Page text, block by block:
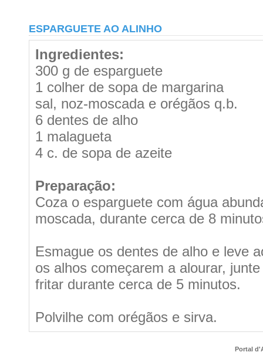
ESPARGUETE AO ALINHO
Ingredientes:
300 g de esparguete
1 colher de sopa de margarina
sal, noz-moscada e orégãos q.b.
6 dentes de alho
1 malagueta
4 c. de sopa de azeite
Preparação:
Coza o esparguete com água
moscada, durante cerca de 8
Esmague os dentes de alho e leve
os alhos começarem a alourar,
fritar durante cerca de 5 minutos.
Polvilhe com orégãos e sirva.
Portal